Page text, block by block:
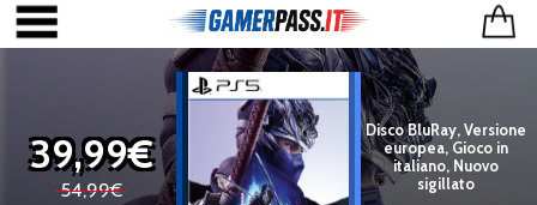
39,99€
54,99€
Disco BluRay, Versione
europea, Gioco in
italiano, Nuovo
sigillato